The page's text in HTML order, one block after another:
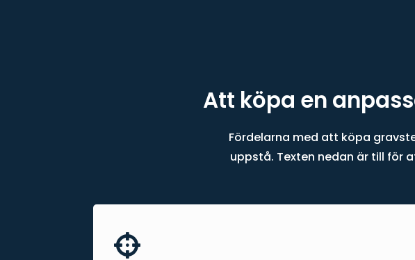
Att köpa en
Fördelarna med att köpa
uppstå. Texten nedan är till för
